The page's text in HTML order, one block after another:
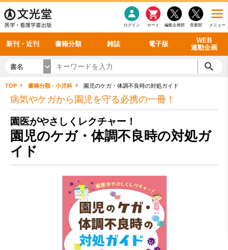
メニュー
営業部
編集企画部
カート
ログイン
新刊・近刊 書籍分類 雑誌 電子版
WEB
連動企画
感染症 老年医学
看護・介護
呼吸器
循環器
シリーズ一覧
雑誌投稿規定
理学療法
雑誌案内・年間購読 最新号 バックナンバー
電子書籍
電子雑誌
書籍「データに基づく臨床動作分析」WEB動画
書籍「眼手術学」WEB動画
書籍「神経症候学 II 改訂第二版」 WEB動画
新刊一覧
今後の発行予定
書名
TOP 書籍分類 - 小児科 園児のケガ・体調不良時の対処ガイド
病気やケガから園児を守る必携の一冊！
園医がやさしくレクチャー！
園児のケガ・体調不良時の対処ガ
イド